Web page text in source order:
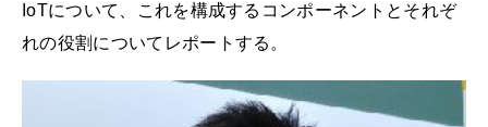
IoTについて、これを構成するコンポーネントとそれぞ
れの役割についてレポートする。